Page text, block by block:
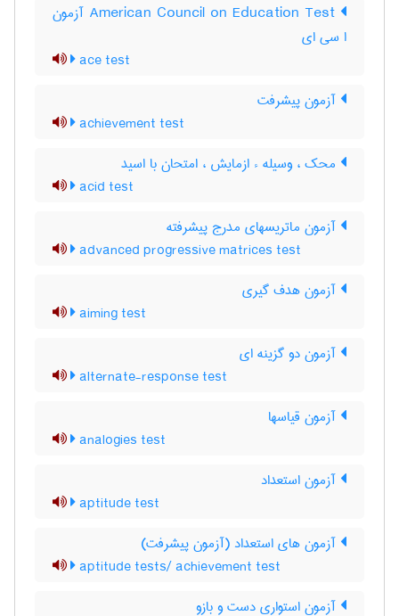
‎American Council on Education Test آزمون
ا سی ای
ace test
آزمون پيشرفت
achievement test
محک ، وسیله ء ازمایش ، امتحان با اسید
acid test
آزمون ماتریسهای مدرج پیشرفته
advanced progressive matrices test
آزمون هدف گیری
aiming test
آزمون دو گزینه ای
alternate-response test
آزمون قیاسها
analogies test
آزمون استعداد
aptitude test
آزمون های استعداد (آزمون پیشرفت)
aptitude tests/ achievement test
آزمون استواری دست و بازو